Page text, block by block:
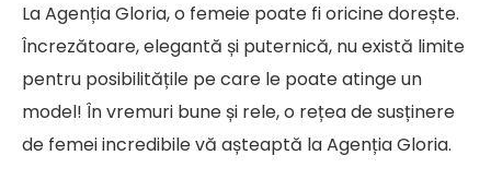
La Agenția Gloria, o femeie poate fi oricine dorește.
Încrezătoare, elegantă și puternică, nu există limite
pentru posibilitățile pe care le poate atinge un
model! În vremuri bune și rele, o rețea de susținere
de femei incredibile vă așteaptă la Agenția Gloria.